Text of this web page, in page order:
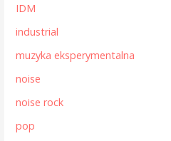
IDM
industrial
muzyka eksperymentalna
noise
noise rock
pop